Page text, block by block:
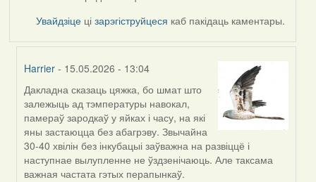
Увайдзіце цізарэгіструйцеся каб пакідаць каментары.
Harrier - 15.05.2026 - 13:04
In
reply
to
by
Burry
Дакладна сказаць цяжка, бо шмат што
залежыць ад тэмпературы навокал,
памераў зародкаў у яйках і часу, на які
яны застаюцца без абагрэву. Звычайна
30-40 хвілін без інкубацыі заўважна на развіццё і
наступнае вылупленне не ўздзенічаюць. Але таксама
важная частата гэтых перапынкаў.